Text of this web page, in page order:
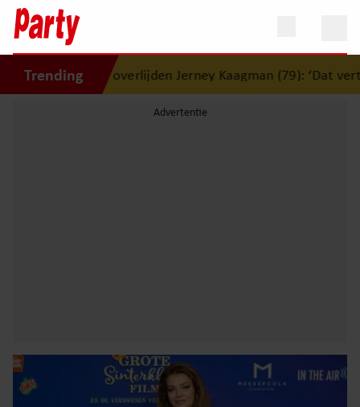
Trending
overlijden Jerney Kaagman (79): ‘Dat vertrouwen zal ik